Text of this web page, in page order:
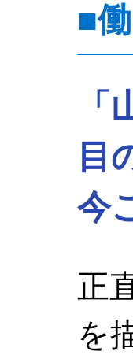
■
目
今
正
を